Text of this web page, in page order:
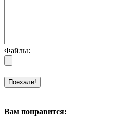
Файлы:
Вам понравится: